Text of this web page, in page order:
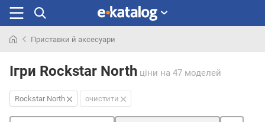
раніше
Приставки й аксесуари
Ігри Rockstar North ціни на 47 моделей
Rockstar North очистити